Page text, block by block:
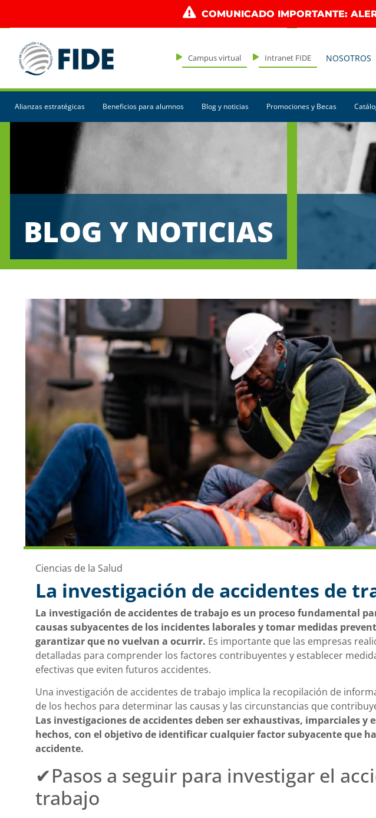
COMUNICADO IMPORTANTE:
Campus virtual Intranet FIDE NOSOTROS
Alianzas estratégicas Beneficios para alumnos Blog y noticias Promociones y Becas
BLOG Y NOTICIAS
Ciencias de la Salud
La investigación de accidentes de
La investigación de accidentes de trabajo es un proceso fundamental
causas subyacentes de los incidentes laborales y tomar medidas
garantizar que no vuelvan a ocurrir. Es importante que las empresas
detalladas para comprender los factores contribuyentes y establecer
efectivas que eviten futuros accidentes.
Una investigación de accidentes de trabajo implica la recopilación de
de los hechos para determinar las causas y las circunstancias que
Las investigaciones de accidentes deben ser exhaustivas, imparciales y
hechos, con el objetivo de identificar cualquier factor subyacente que
accidente.
✔Pasos a seguir para investigar el
trabajo